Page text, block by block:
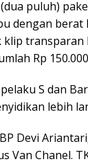
puluh)
dengan berat
klip
Rp
S dan
lebih
Devi
Van Chanel.